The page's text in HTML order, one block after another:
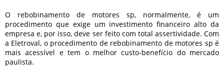
O rebobinamento de motores sp, normalmente, é um
procedimento que exige um investimento financeiro alto da
empresa e, por isso, deve ser feito com total assertividade. Com
a Eletroval, o procedimento de rebobinamento de motores sp é
mais acessível e tem o melhor custo-benefício do mercado
paulista.